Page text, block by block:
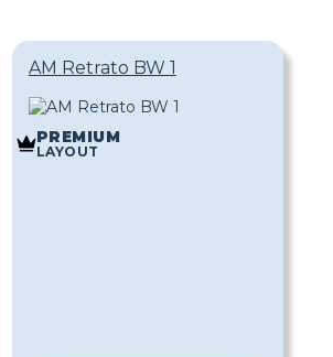
AM Retrato BW 1
PREMIUM
LAYOUT